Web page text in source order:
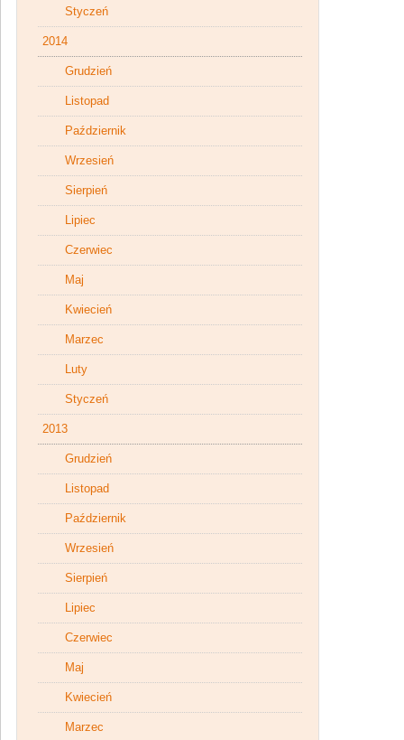
Styczeń
2014
Grudzień
Listopad
Październik
Wrzesień
Sierpień
Lipiec
Czerwiec
Maj
Kwiecień
Marzec
Luty
Styczeń
2013
Grudzień
Listopad
Październik
Wrzesień
Sierpień
Lipiec
Czerwiec
Maj
Kwiecień
Marzec